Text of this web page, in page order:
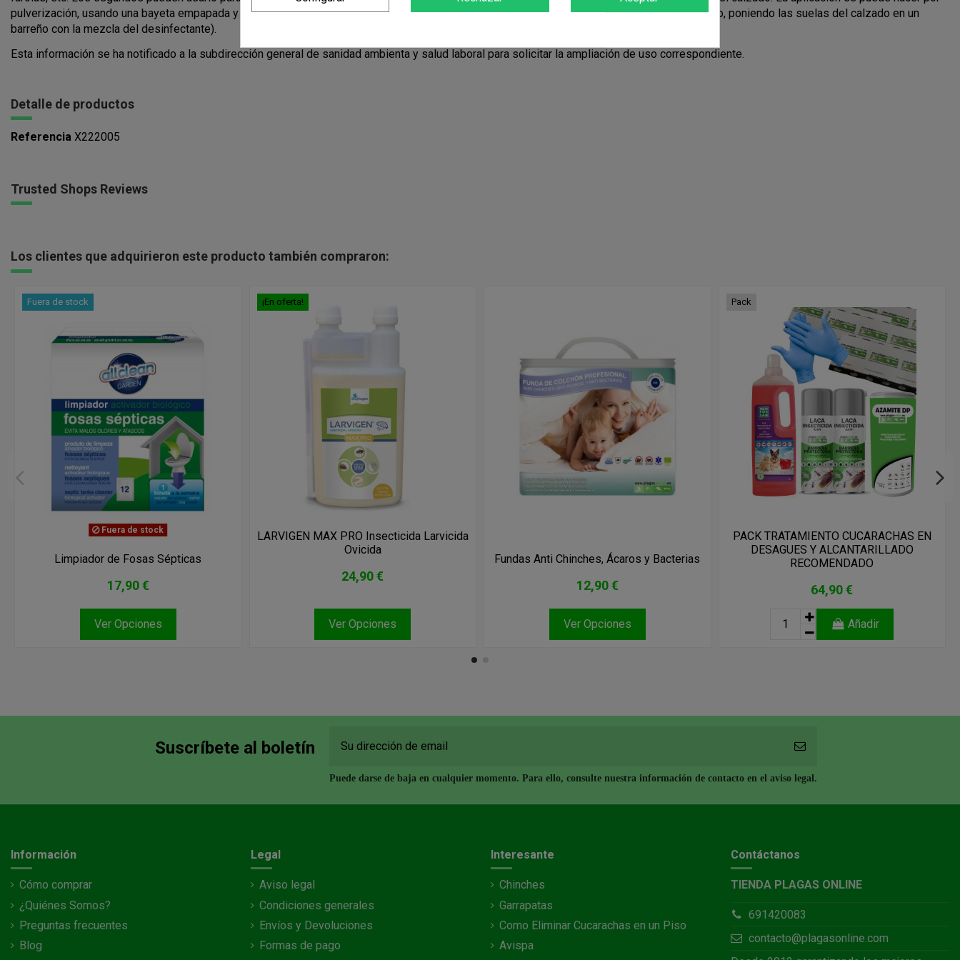
pulverización, usando una bayeta empapada y mojando las superficies, o introduciendo los elementos a desinfectar en la solución (por ejemplo, poniendo las suelas del calzado en un
barreño con la mezcla del desinfectante).
Esta información se ha notificado a la subdirección general de sanidad ambienta y salud laboral para solicitar la ampliación de uso correspondiente.
Detalle de productos
Referencia X222005
Trusted Shops Reviews
Los clientes que adquirieron este producto también compraron:
Fuera de stock
Fuera de stock
Limpiador de Fosas Sépticas
17,90 €
Ver Opciones
¡En oferta!
LARVIGEN MAX PRO Insecticida Larvicida
Ovicida
24,90 €
Ver Opciones
Fundas Anti Chinches, Ácaros y Bacterias
12,90 €
Ver Opciones
Pack
PACK TRATAMIENTO CUCARACHAS EN
DESAGUES Y ALCANTARILLADO
RECOMENDADO
64,90 €
Añadir
Suscríbete al boletín
Puede darse de baja en cualquier momento. Para ello, consulte nuestra información de contacto en el aviso legal.
Información
Cómo comprar
¿Quiénes Somos?
Preguntas frecuentes
Blog
Legal
Aviso legal
Condiciones generales
Envíos y Devoluciones
Formas de pago
Interesante
Chinches
Garrapatas
Como Eliminar Cucarachas en un Piso
Avispa
Contáctanos
TIENDA PLAGAS ONLINE
691420083
contacto@plagasonline.com